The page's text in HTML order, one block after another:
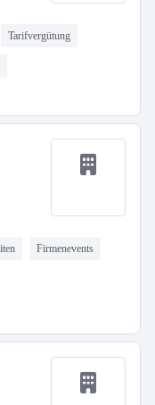
Tarifvergütung
Firmenevents